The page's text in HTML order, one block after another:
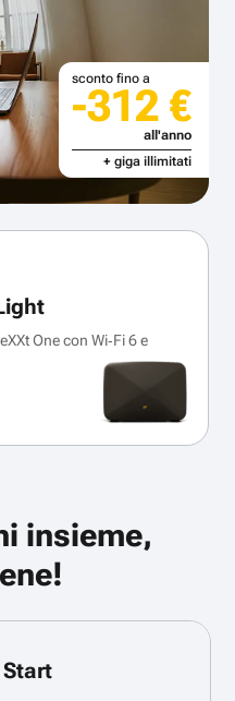
sconto fino a
-312 €
all'anno
+ giga illimitati
One con Wi‑Fi 6 e
insieme,